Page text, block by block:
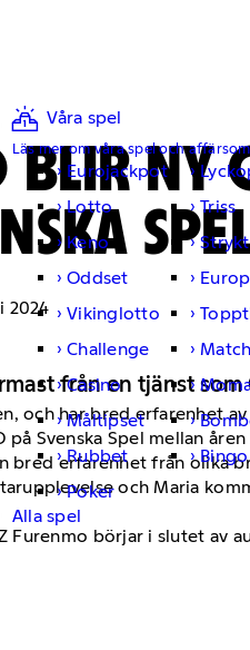
Våra spel
Läs mer om våra spel och
Eurojackpot
Lotto
Triss
Keno
Oddset
Vikinglotto
Challenge
Casino
Måltipset
Rubbet
Bingo
Poker
Alla spel
NY
2024
från en tjänst som
och har bred erfarenhet
Svenska Spel mellan åren
bred erfarenhet från olika
och Maria
Furenmo börjar i slutet av